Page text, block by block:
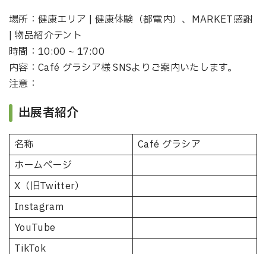
場所：健康エリア | 健康体験（都電内）、MARKET感謝
| 物品紹介テント
時間：10:00 ~ 17:00
内容：Café グラシア様 SNSよりご案内いたします。
注意：
出展者紹介
名称
Café グラシア
ホームページ
X（旧Twitter）
Instagram
YouTube
TikTok